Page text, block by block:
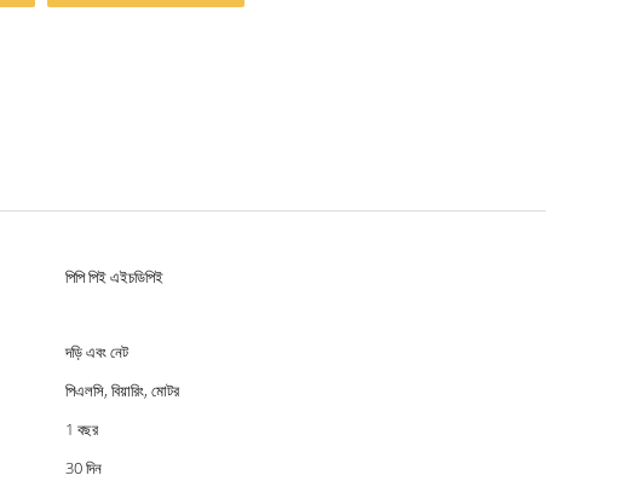
পিপি পিই এইচডিপিই
দড়ি এবং নেট
পিএলসি, বিয়ারিং, মোটর
1 বছর
30 দিন